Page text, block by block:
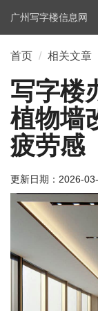
广州写字楼信息网
首页 相关文章
写字楼
植物墙
疲劳感
更新日期： 2026-